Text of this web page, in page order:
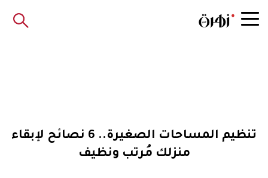
تنظيم المساحات الصغيرة.. 6 نصائح لإبقاء
منزلك مُرتب ونظيف